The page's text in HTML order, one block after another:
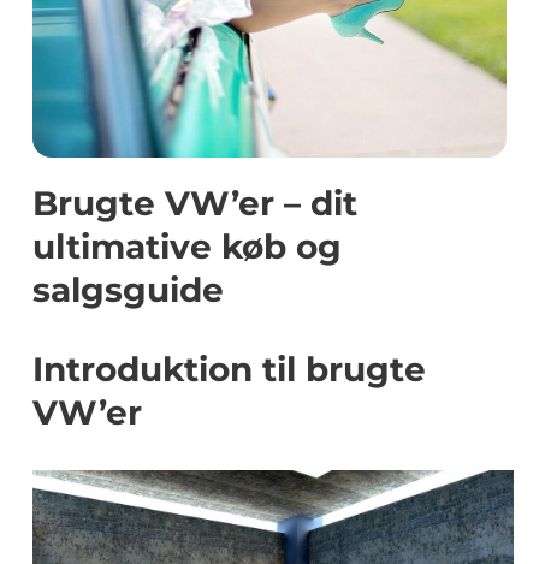
Brugte VW’er – dit
ultimative køb og
salgsguide
Introduktion til brugte
VW’er